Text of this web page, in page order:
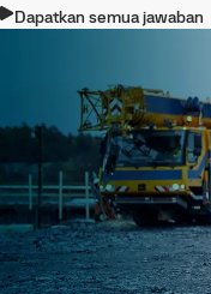
Dapatkan semua jawaban